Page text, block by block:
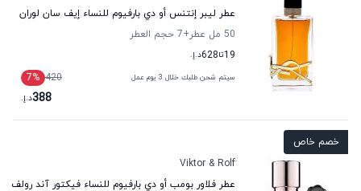
عطر ليبر إنتنس أو دي بارفيوم للنساء إيف سان لوران
50 مل عطر
+7
حجم العطر
19تا628د.إ.
سيتم شحن طلبك خلال 3 يوم عمل 420
7%
388د.إ.
خصم خاص
Viktor & Rolf
عطر فلاور بومب أو دي بارفيوم للنساء فيكتور آند رولف